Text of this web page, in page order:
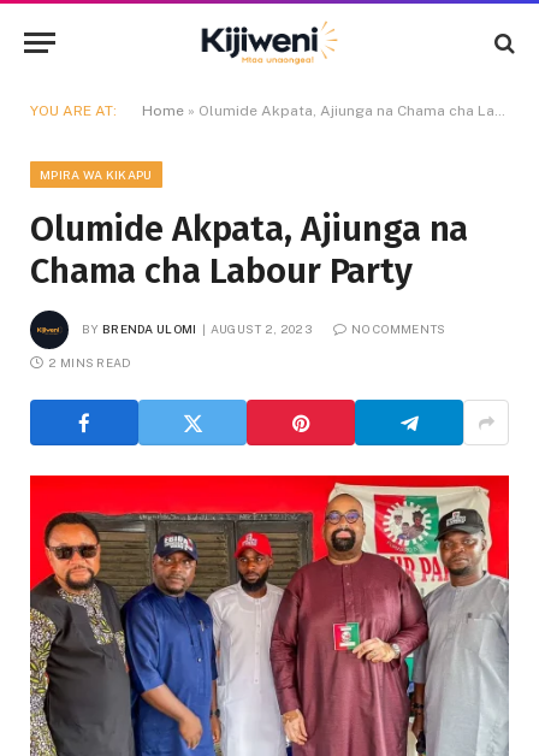
YOU ARE AT: Home » Olumide Akpata, Ajiunga na Chama cha Labour Party
MPIRA WA KIKAPU
Olumide Akpata, Ajiunga na
Chama cha Labour Party
BY BRENDA ULOMI AUGUST 2, 2023 NO COMMENTS
2 MINS READ